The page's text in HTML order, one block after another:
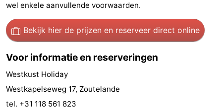
Parkeren
Reisboekenwinkel
Nieuws
Medische
adressen
Regio
Zeeland
wel enkele aanvullende voorwaarden.
Bekijk hier de prijzen en reserveer direct online
Voor informatie en reserveringen
Westkust Holiday
Westkapelseweg 17, Zoutelande
tel. +31 118 561 823